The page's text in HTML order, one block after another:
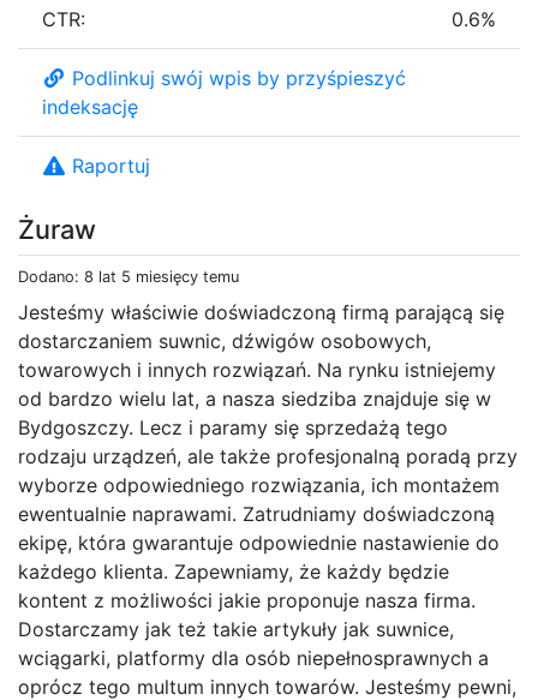
Żuraw
Dodano: 8 lat 5 miesięcy temu
Jesteśmy właściwie doświadczoną firmą parającą się
dostarczaniem suwnic, dźwigów osobowych,
towarowych i innych rozwiązań. Na rynku istniejemy
od bardzo wielu lat, a nasza siedziba znajduje się w
Bydgoszczy. Lecz i paramy się sprzedażą tego
rodzaju urządzeń, ale także profesjonalną poradą przy
wyborze odpowiedniego rozwiązania, ich montażem
ewentualnie naprawami. Zatrudniamy doświadczoną
ekipę, która gwarantuje odpowiednie nastawienie do
każdego klienta. Zapewniamy, że każdy będzie
kontent z możliwości jakie proponuje nasza firma.
Dostarczamy jak też takie artykuły jak suwnice,
wciągarki, platformy dla osób niepełnosprawnych a
oprócz tego multum innych towarów. Jesteśmy pewni,
CTR: 0.6%
Podlinkuj swój wpis by przyśpieszyć
indeksację
Raportuj